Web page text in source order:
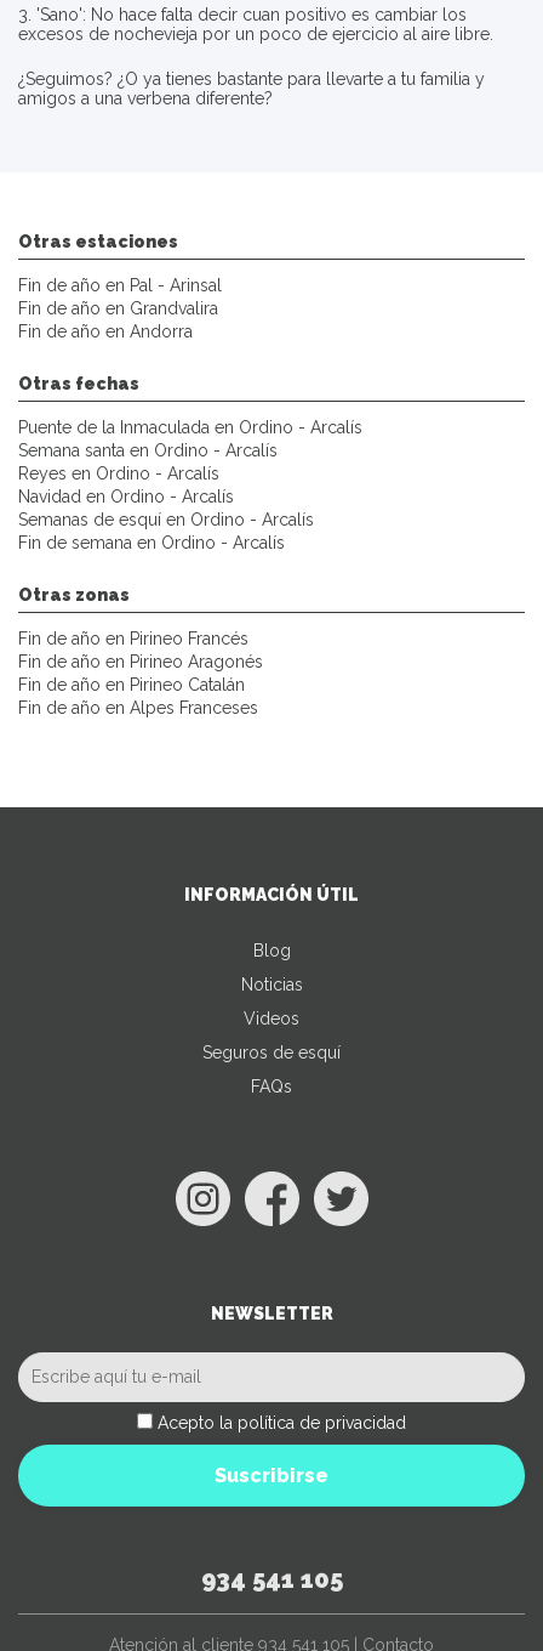
3. 'Sano': No hace falta decir cuan positivo es cambiar los
excesos de nochevieja por un poco de ejercicio al aire libre.
¿Seguimos? ¿O ya tienes bastante para llevarte a tu familia y
amigos a una verbena diferente?
Otras estaciones
Fin de año en Pal - Arinsal
Fin de año en Grandvalira
Fin de año en Andorra
Otras fechas
Puente de la Inmaculada en Ordino - Arcalís
Semana santa en Ordino - Arcalís
Reyes en Ordino - Arcalís
Navidad en Ordino - Arcalís
Semanas de esquí en Ordino - Arcalís
Fin de semana en Ordino - Arcalís
Otras zonas
Fin de año en Pirineo Francés
Fin de año en Pirineo Aragonés
Fin de año en Pirineo Catalán
Fin de año en Alpes Franceses
INFORMACIÓN ÚTIL
Blog
Noticias
Videos
Seguros de esquí
FAQs
NEWSLETTER
Acepto la política de privacidad
Suscribirse
934 541 105
Atención al cliente 934 541 105 | Contacto